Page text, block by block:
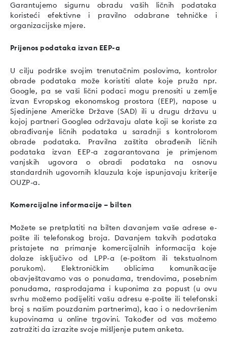
Garantujemo sigurnu obradu vaših ličnih podataka
koristeći efektivne i pravilno odabrane tehničke i
organizacijske mjere.
Prijenos podataka izvan EEP-a
U cilju podrške svojim trenutačnim poslovima, kontrolor
obrade podataka može koristiti alate koje pruža npr.
Google, pa se vaši lični podaci mogu prenositi u zemlje
izvan Evropskog ekonomskog prostora (EEP), napose u
Sjedinjene Američke Države (SAD) ili u drugu državu u
kojoj partneri Googlea održavaju alate koji se koriste za
obrađivanje ličnih podataka u saradnji s kontrolorom
obrade podataka. Pravilna zaštita obrađenih ličnih
podataka izvan EEP-a zagarantovana je primjenom
vanjskih ugovora o obradi podataka na osnovu
standardnih ugovornih klauzula koje ispunjavaju kriterije
OUZP-a.
Komercijalne informacije – bilten
Možete se pretplatiti na bilten davanjem vaše adrese e-
pošte ili telefonskog broja. Davanjem takvih podataka
pristajete na primanje komercijalnih informacija koje
dolaze isključivo od LPP-a (e-poštom ili tekstualnom
porukom). Elektroničkim oblicima komunikacije
obavještavamo vas o ponudama, trendovima, posebnim
ponudama, rasprodajama i kuponima za popust (u ovu
svrhu možemo podijeliti vašu adresu e-pošte ili telefonski
broj s našim pouzdanim partnerima), kao i o nedovršenim
kupovinama u online trgovini. Također od vas možemo
zatražiti da izrazite svoje mišljenje putem anketa.